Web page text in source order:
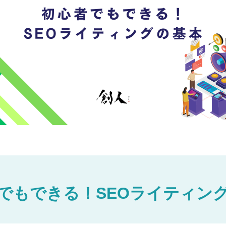
もできる！SEOライティン